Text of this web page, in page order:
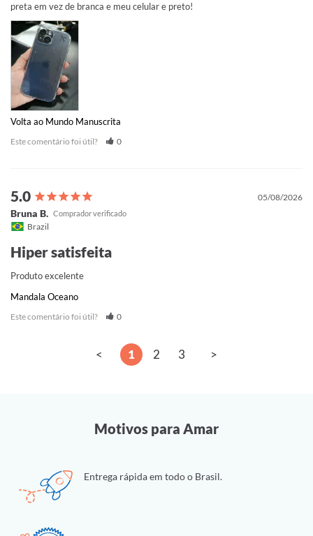
preta em vez de branca e meu celular e preto!
Volta ao Mundo Manuscrita
Este comentário foi útil? 0
05/08/2026
Bruna B.
Brazil
Hiper satisfeita
Produto excelente
Mandala Oceano
Este comentário foi útil? 0
< 1 2 3 >
Motivos para Amar
Entrega rápida em todo o Brasil.